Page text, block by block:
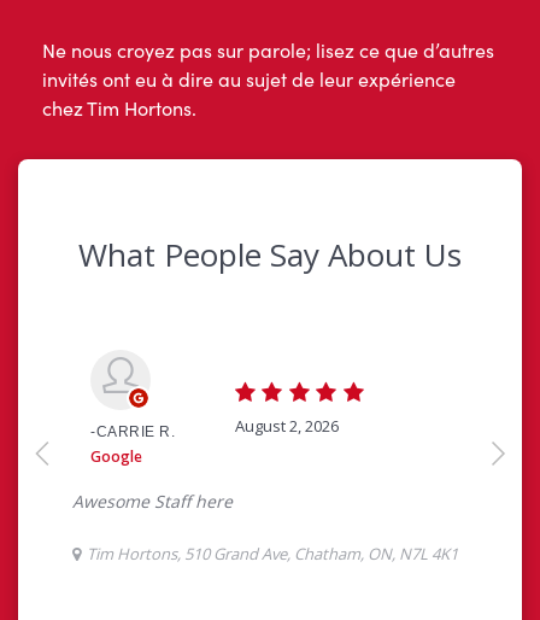
Ne nous croyez pas sur parole; lisez ce que d’autres
invités ont eu à dire au sujet de leur expérience
chez Tim Hortons.